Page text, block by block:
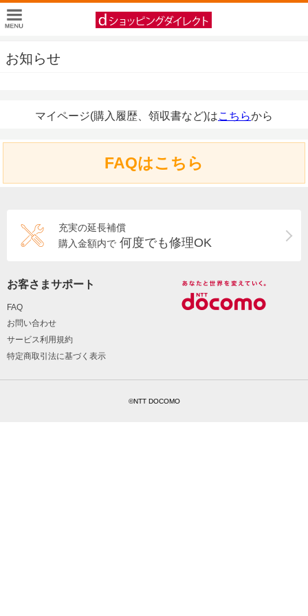
お知らせ
マイページ(購入履歴、領収書など)はこちらから
FAQはこちら
充実の延長補償
購入金額内で 何度でも修理OK
お客さまサポート
FAQ
お問い合わせ
サービス利用規約
特定商取引法に基づく表示
©NTT DOCOMO